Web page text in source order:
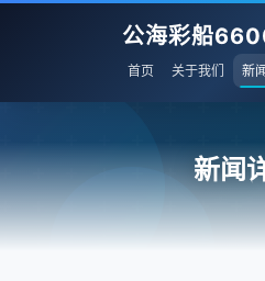
公海彩船
首页 关于我们 新
新闻